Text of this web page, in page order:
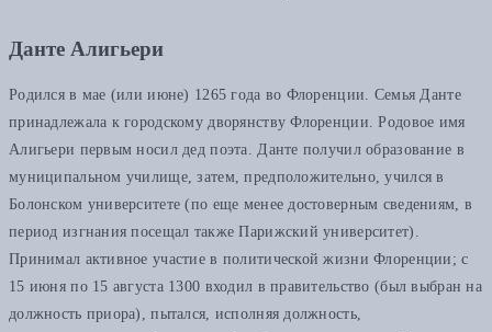
Данте Алигьери
Родился в мае (или июне) 1265 года во Флоренции. Семья Данте
принадлежала к городскому дворянству Флоренции. Родовое имя
Алигьери первым носил дед поэта. Данте получил образование в
муниципальном училище, затем, предположительно, учился в
Болонском университете (по еще менее достоверным сведениям, в
период изгнания посещал также Парижский университет).
Принимал активное участие в политической жизни Флоренции; с
15 июня по 15 августа 1300 входил в правительство (был выбран на
должность приора), пытался, исполняя должность,